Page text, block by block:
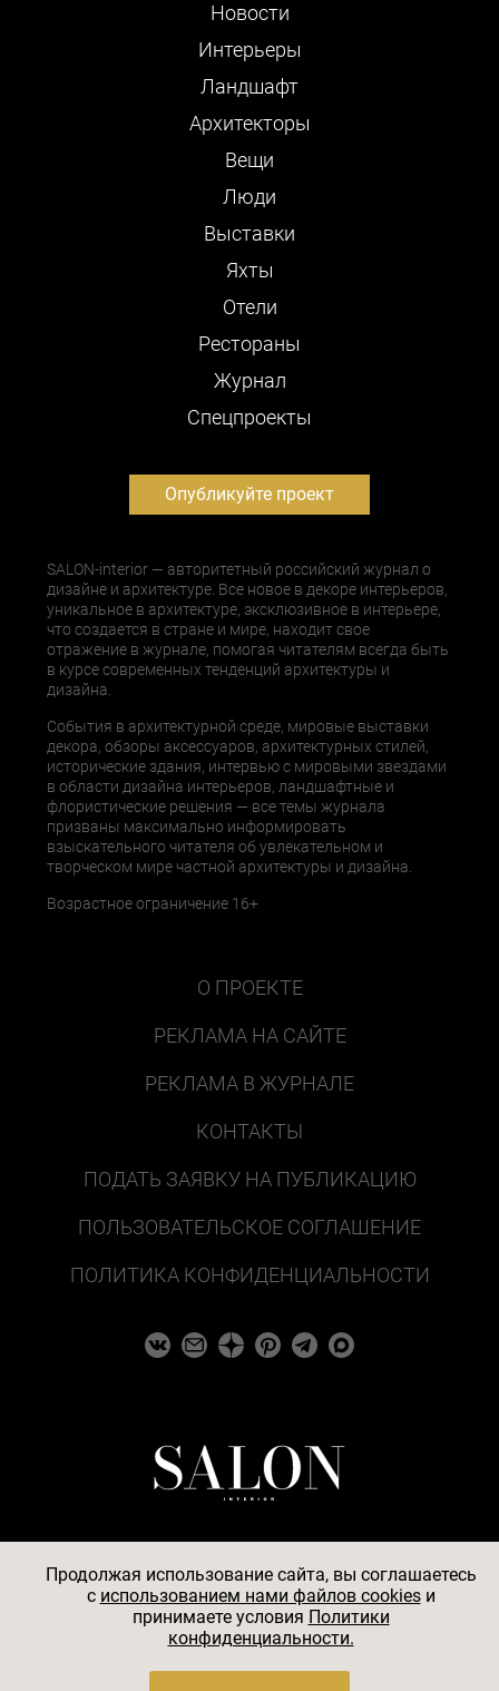
Новости
Интерьеры
Ландшафт
Архитекторы
Вещи
Люди
Выставки
Яхты
Отели
Рестораны
Журнал
Cпецпроекты
Опубликуйте проект
SALON-interior — авторитетный российский журнал о
дизайне и архитектуре. Все новое в декоре интерьеров,
уникальное в архитектуре, эксклюзивное в интерьере,
что создается в стране и мире, находит свое
отражение в журнале, помогая читателям всегда быть
в курсе современных тенденций архитектуры и
дизайна.
События в архитектурной среде, мировые выставки
декора, обзоры аксессуаров, архитектурных стилей,
исторические здания, интервью с мировыми звездами
в области дизайна интерьеров, ландшафтные и
флористические решения — все темы журнала
призваны максимально информировать
взыскательного читателя об увлекательном и
творческом мире частной архитектуры и дизайна.
Возрастное ограничение 16+
О ПРОЕКТЕ
РЕКЛАМА НА САЙТЕ
РЕКЛАМА В ЖУРНАЛЕ
КОНТАКТЫ
ПОДАТЬ ЗАЯВКУ НА ПУБЛИКАЦИЮ
ПОЛЬЗОВАТЕЛЬСКОЕ СОГЛАШЕНИЕ
ПОЛИТИКА КОНФИДЕНЦИАЛЬНОСТИ
© 2026
АО «БКМ», ОГРН 1027739494584, ИНН 7705056238,
127018, Москва, ул. Полковая, д. 3, стр. 4, помещение I,
Продолжая использование сайта, вы соглашаетесь
c использованием нами файлов cookiesи
принимаете условия Политики
конфиденциальности.